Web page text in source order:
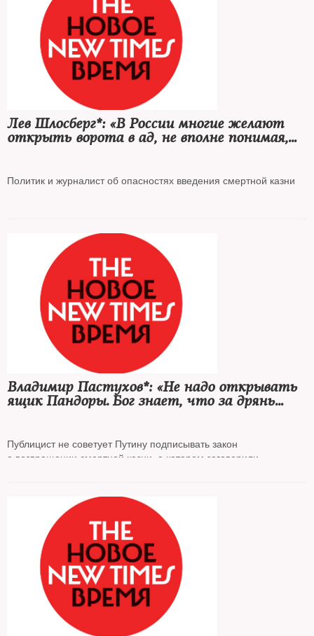
Лев Шлосберг*: «В России многие желают
открыть ворота в ад, не вполне понимая,
Политик и журналист об опасностях введения смертной казни
Владимир Пастухов*: «Не надо открывать
ящик Пандоры. Бог знает, что за дрянь
Публицист не советует Путину подписывать закон
о возвращении смертной казни, о котором заговорили